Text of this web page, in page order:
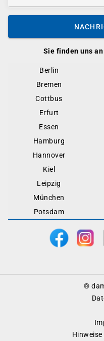
Sie finden uns
Berlin
Bremen
Cottbus
Erfurt
Essen
Hamburg
Hannover
Kiel
Leipzig
München
Potsdam
®